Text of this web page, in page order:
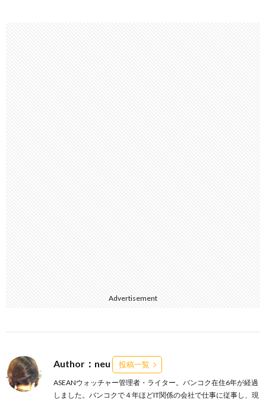
Advertisement
Author：neu 投稿一覧
ASEANウォッチャー管理者・ライター。バンコク在住6年が経過
しました。バンコクで４年ほどIT関係の会社で仕事に従事し、現